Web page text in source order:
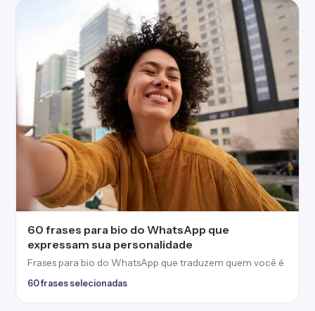
60 frases para bio do WhatsApp que
expressam sua personalidade
Frases para bio do WhatsApp que traduzem quem você é
60 frases selecionadas